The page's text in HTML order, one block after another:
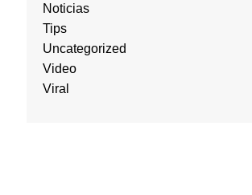
Noticias
Tips
Uncategorized
Video
Viral